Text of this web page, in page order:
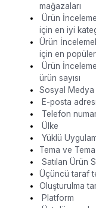
mağazaları
Ürün
için en iyi
Ürün
için en
Ürün
ürün sayısı
Sosyal Medya
E-posta adresi
Telefon
Ülke
Yüklü
Tema ve Tema
Satılan Ürün
Üçüncü taraf
Oluşturulma
Platform